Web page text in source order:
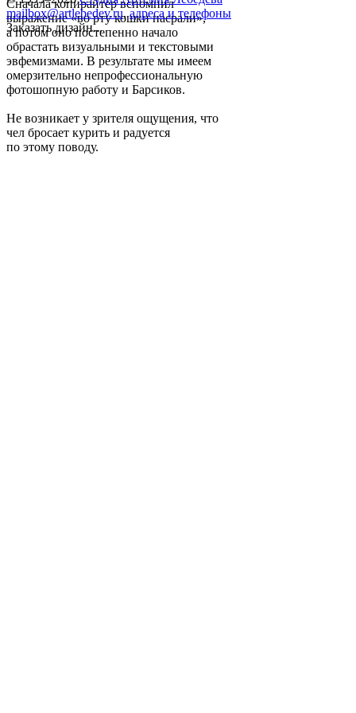
Сначала копирайтер вспомнил
выражение «во рту кошки насрали»,
а потом оно постепенно начало
обрастать визуальными и текстовыми
эвфемизмами. В результате мы имеем
омерзительно непрофессиональную
фотошопную работу и Барсиков.
Не возникает у зрителя ощущения, что
чел бросает курить и радуется
по этому поводу.
mailbox@artlebedev.ru, адреса и телефоны
Заказать дизайн...